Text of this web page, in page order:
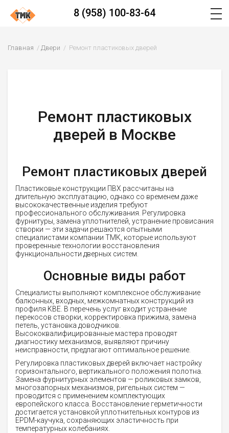
8 (958) 100-83-64
Главная Двери Ремонт пластиковых дверей
Ремонт пластиковых
дверей в Москве
Ремонт пластиковых дверей
Пластиковые конструкции ПВХ рассчитаны на
длительную эксплуатацию, однако со временем даже
высококачественные изделия требуют
профессионального обслуживания. Регулировка
фурнитуры, замена уплотнителей, устранение провисания
створки — эти задачи решаются опытными
специалистами компании ТМК, которые используют
проверенные технологии восстановления
функциональности дверных систем.
Основные виды работ
Специалисты выполняют комплексное обслуживание
балконных, входных, межкомнатных конструкций из
профиля KBE. В перечень услуг входит устранение
перекосов створки, корректировка прижима, замена
петель, установка доводчиков.
Высококвалифицированные мастера проводят
диагностику механизмов, выявляют причину
неисправности, предлагают оптимальное решение.
Регулировка пластиковых дверей включает настройку
горизонтального, вертикального положения полотна.
Замена фурнитурных элементов — роликовых замков,
многозапорных механизмов, ригельных систем —
проводится с применением комплектующих
европейского класса. Восстановление герметичности
достигается установкой уплотнительных контуров из
EPDM-каучука, сохраняющих эластичность при
температурных колебаниях.